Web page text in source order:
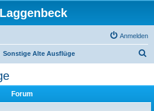
Anmelden
Sonstige Alte Ausflüge
Forum